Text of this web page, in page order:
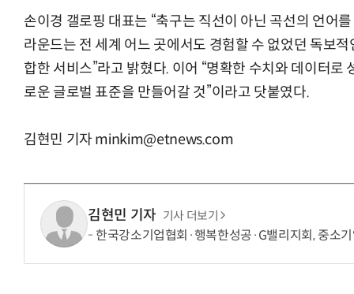
손이경 갤로핑 대표는 “축구는 직선이 아닌 곡선의 언어
라운드는 전 세계 어느 곳에서도 경험할 수 없었던 독보
합한 서비스”라고 밝혔다. 이어 “명확한 수치와 데이터로
로운 글로벌 표준을 만들어갈 것”이라고 닷붙였다.
김현민 기자 minkim@etnews.com
김현민 기자 기사 더보기
한국강소기업협회·행복한성공·G밸리지회, 중소기업 성 거미줄 쏘